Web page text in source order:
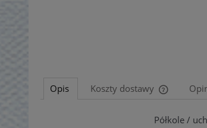
Opis Koszty dostawy
Cena nie
Półkole /